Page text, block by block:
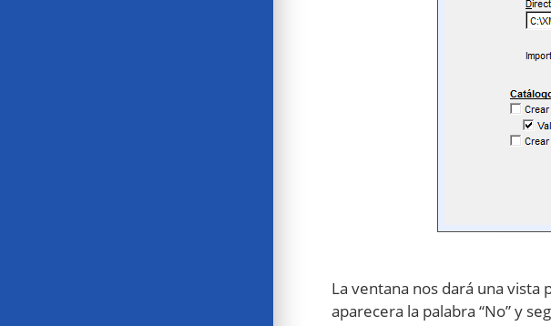
La ventana nos dará una vista
aparecera la palabra “No” y